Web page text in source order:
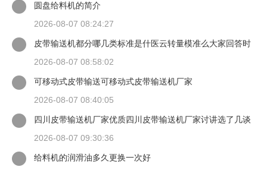
圆盘给料机的简介
2026-08-07 08:24:27
皮带输送机都分哪几类标准是什医云转量模准么大家回答时
2026-08-07 08:58:02
可移动式皮带输送可移动式皮带输送机厂家
2026-08-07 08:40:05
四川皮带输送机厂家优质四川皮带输送机厂家讨讲选了几谈
2026-08-07 09:30:36
给料机的润滑油多久更换一次好